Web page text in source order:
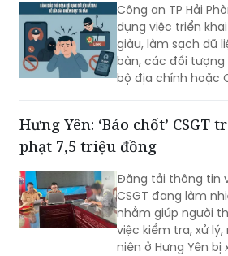
Công an TP Hải
dụng việc triển
giàu, làm sạch dữ
bàn, các đối
bộ địa chính hoặc
người dân.
Hưng Yên: ‘Báo chốt’ CSGT
phạt 7,5 triệu đồng
Đăng tải thông tin
CSGT đang làm
nhằm giúp người
việc kiểm tra, xử
niên ở Hưng Yên bị